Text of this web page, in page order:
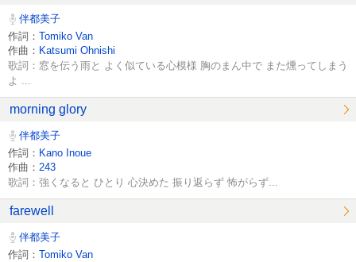
伴都美子
作詞： Tomiko Van
作曲： Katsumi Ohnishi
歌詞：窓を伝う雨と よく似ている心模様 胸のまん中で また燻ってしまう
よ ...
morning glory
伴都美子
作詞： Kano Inoue
作曲： 243
歌詞：強くなると ひとり 心決めた 振り返らず 怖がらず...
farewell
伴都美子
作詞： Tomiko Van